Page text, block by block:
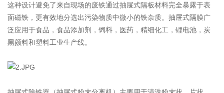
这种设计避免了来自现场的废铁通过抽屉式隔板材料完全暴露于表
面磁铁，更有效地分选出污染物质中微小的铁杂质。 抽屉式隔膜广
泛应用于食品，食品添加剂，饲料，医药，精细化工，锂电池，炭
黑颜料和塑料工业生产线。